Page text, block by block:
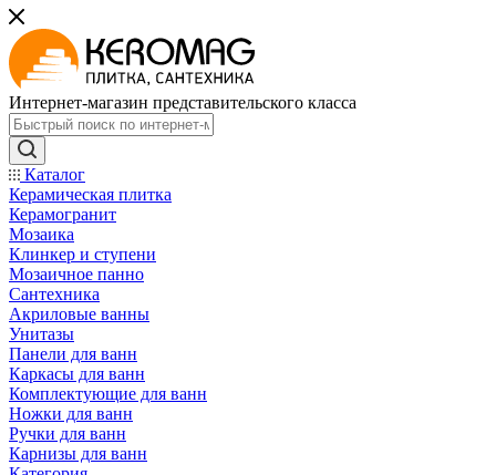
Интернет-магазин представительского класса
Каталог
Керамическая плитка
Керамогранит
Мозаика
Клинкер и ступени
Мозаичное панно
Сантехника
Акриловые ванны
Унитазы
Панели для ванн
Каркасы для ванн
Комплектующие для ванн
Ножки для ванн
Ручки для ванн
Карнизы для ванн